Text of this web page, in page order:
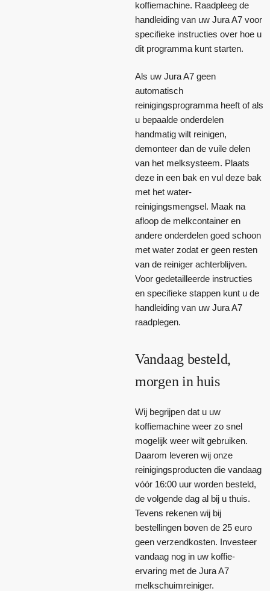
koffiemachine. Raadpleeg de
handleiding van uw Jura A7 voor
specifieke instructies over hoe u
dit programma kunt starten.
Als uw Jura A7 geen
automatisch
reinigingsprogramma heeft of als
u bepaalde onderdelen
handmatig wilt reinigen,
demonteer dan de vuile delen
van het melksysteem. Plaats
deze in een bak en vul deze bak
met het water-
reinigingsmengsel. Maak na
afloop de melkcontainer en
andere onderdelen goed schoon
met water zodat er geen resten
van de reiniger achterblijven.
Voor gedetailleerde instructies
en specifieke stappen kunt u de
handleiding van uw Jura A7
raadplegen.
Vandaag besteld,
morgen in huis
Wij begrijpen dat u uw
koffiemachine weer zo snel
mogelijk weer wilt gebruiken.
Daarom leveren wij onze
reinigingsproducten die vandaag
vóór 16:00 uur worden besteld,
de volgende dag al bij u thuis.
Tevens rekenen wij bij
bestellingen boven de 25 euro
geen verzendkosten. Investeer
vandaag nog in uw koffie-
ervaring met de Jura A7
melkschuimreiniger.